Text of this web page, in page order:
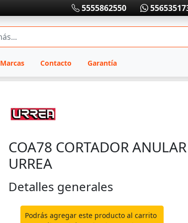
5555862550
Marcas Contacto Garantía
COA78 CORTADOR
URREA
Detalles generales
Podrás agregar este producto al carrito